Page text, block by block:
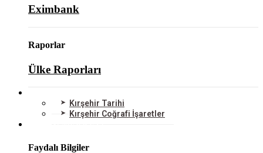
Eximbank
Raporlar
Ülke Raporları
Kırşehir Tarihi
Kırşehir Coğrafi İşaretler
Faydalı Bilgiler